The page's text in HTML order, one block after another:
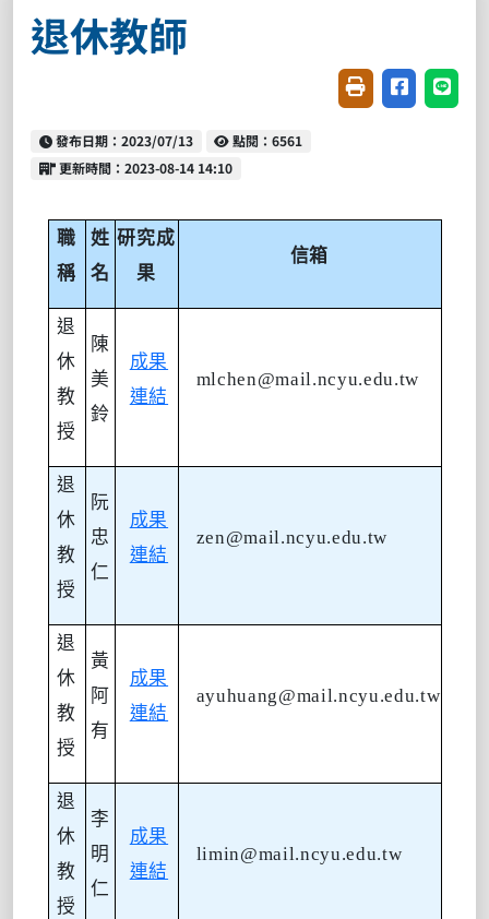
退休教師
友善列印(開新視
分享至臉書
分享
發布日期：2023/07/13
點閱：6561
更新時間：2023-08-14 14:10
職
稱
姓
名
研究成
果
信箱
退
休
教
授
陳
美
鈴
成果
連結
mlchen@mail.ncyu.edu.tw
退
休
教
授
阮
忠
仁
成果
連結
zen@mail.ncyu.edu.tw
退
休
教
授
黃
阿
有
成果
連結
ayuhuang@mail.ncyu.edu.tw
退
休
教
授
李
明
仁
成果
連結
limin@mail.ncyu.edu.tw